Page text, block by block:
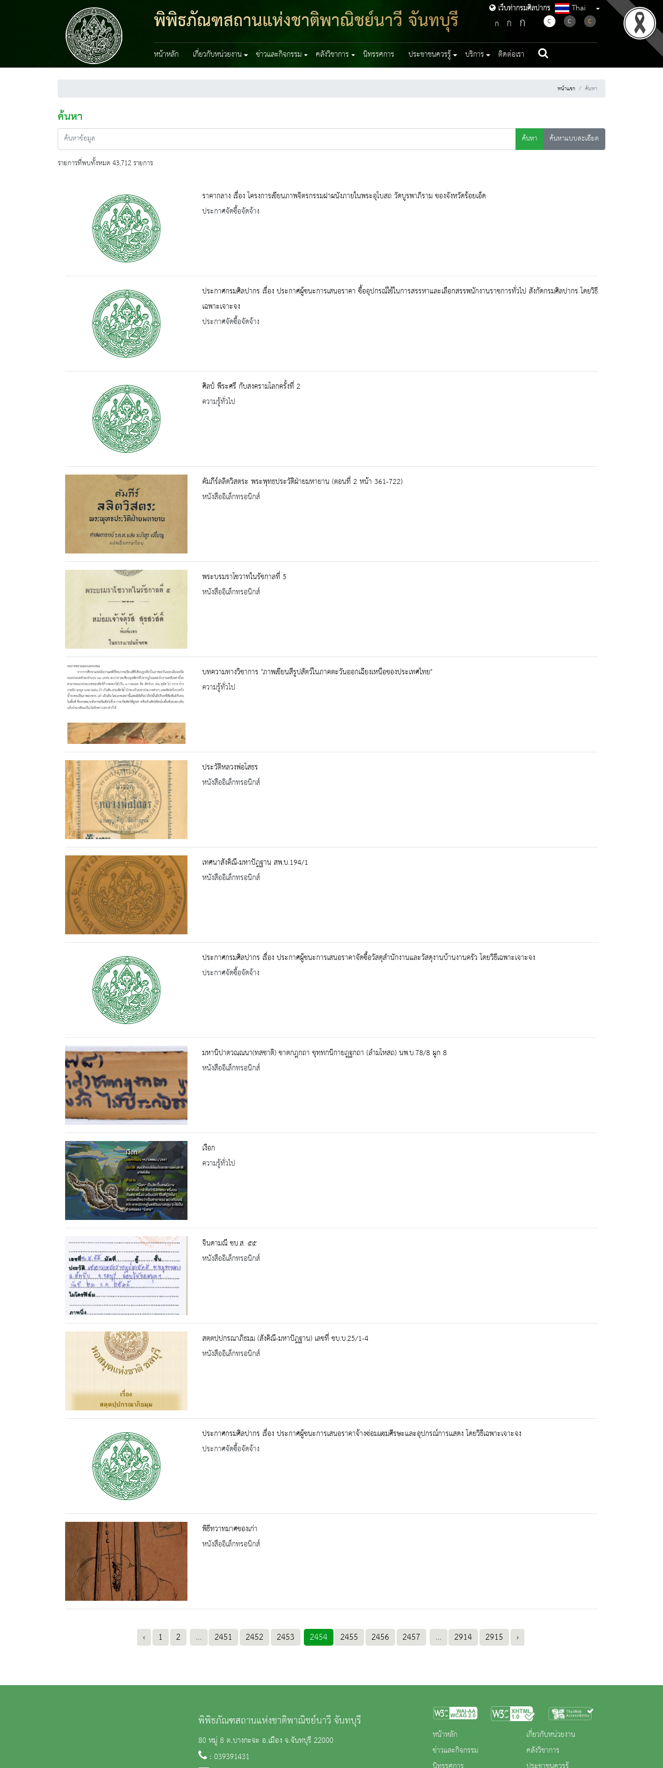
เว็บท่ากรมศิลปากร
พิพิธภัณฑสถานแห่งชาติพาณิชย์นาวี จันทบุรี เว็บท่ากรมศิลปากร Thai
ก ก ก C C C
หน้าหลัก เกี่ยวกับหน่วยงาน ข่าวและกิจกรรม คลังวิชาการ นิทรรศการ ประชาชนควรรู้ บริการ ติดต่อเรา
หน้าแรก ค้นหา
ค้นหา
ค้นหา
ค้นหาแบบละเอียด
รายการที่พบทั้งหมด 43,712 รายการ
ราคากลาง เรื่อง โครงการเขียนภาพจิตรกรรมฝาผนังภายในพระอุโบสถ วัดบูรพาภิราม ของจังหวัดร้อยเอ็ด
ประกาศจัดซื้อจัดจ้าง
ประกาศกรมศิลปากร เรื่อง ประกาศผู้ชนะการเสนอราคา ซื้ออุปกรณ์ใช้ในการสรรหาและเลือกสรรพนักงานราชการทั่วไป สังกัดกรมศิลปากร โดยวิธี
เฉพาะเจาะจง
ประกาศจัดซื้อจัดจ้าง
ศิลป์ พีระศรี กับสงครามโลกครั้งที่ 2
ความรู้ทั่วไป
คัมภีร์ลลิตวิสตระ พระพุทธประวัติฝ่ายมหายาน (ตอนที่ 2 หน้า 361-722)
หนังสืออิเล็กทรอนิกส์
พระบรมราโชวาทในรัชกาลที่ 5
หนังสืออิเล็กทรอนิกส์
บทความทางวิชาการ "ภาพเขียนสีรูปสัตว์ในภาคตะวันออกเฉียงเหนือของประเทศไทย"
ความรู้ทั่วไป
ประวัติหลวงพ่อโสธร
หนังสืออิเล็กทรอนิกส์
เทศนาสังคิณี-มหาปัฎฐาน สพ.บ.194/1
หนังสืออิเล็กทรอนิกส์
ประกาศกรมศิลปากร เรื่อง ประกาศผู้ชนะการเสนอราคาจัดซื้อวัสดุสำนักงานและวัสดุงานบ้านงานครัว โดยวิธีเฉพาะเจาะจง
ประกาศจัดซื้อจัดจ้าง
มหานิปาตวณฺณนา(ทสชาติ) ชาตกฎฺกถา ขุทฺทกนิกายฎฺฐกถา (ลำมโหสถ) นพ.บ.78/8 ผูก 8
หนังสืออิเล็กทรอนิกส์
เงือก
ความรู้ทั่วไป
จินดามณี ชบ.ส. ๕๕
หนังสืออิเล็กทรอนิกส์
สตฺตปฺปกรณาภิธมฺม (สังคิณี-มหาปัฎฐาน) เลขที่ ชบ.บ.25/1-4
หนังสืออิเล็กทรอนิกส์
ประกาศกรมศิลปากร เรื่อง ประกาศผู้ชนะการเสนอราคาจ้างซ่อมเเซมศีรษะและอุปกรณ์การเเสดง โดยวิธีเฉพาะเจาะจง
ประกาศจัดซื้อจัดจ้าง
พิธีทวาทมาศของเก่า
หนังสืออิเล็กทรอนิกส์
‹ 1 2 ... 2451 2452 2453 2454 2455 2456 2457 ... 2914 2915 ›
พิพิธภัณฑสถานแห่งชาติพาณิชย์นาวี จันทบุรี
80 หมู่ 8 ต.บางกะจะ อ.เมือง จ.จันทบุรี 22000
: 039391431
หน้าหลัก
ข่าวและกิจกรรม
เกี่ยวกับหน่วยงาน
คลังวิชาการ